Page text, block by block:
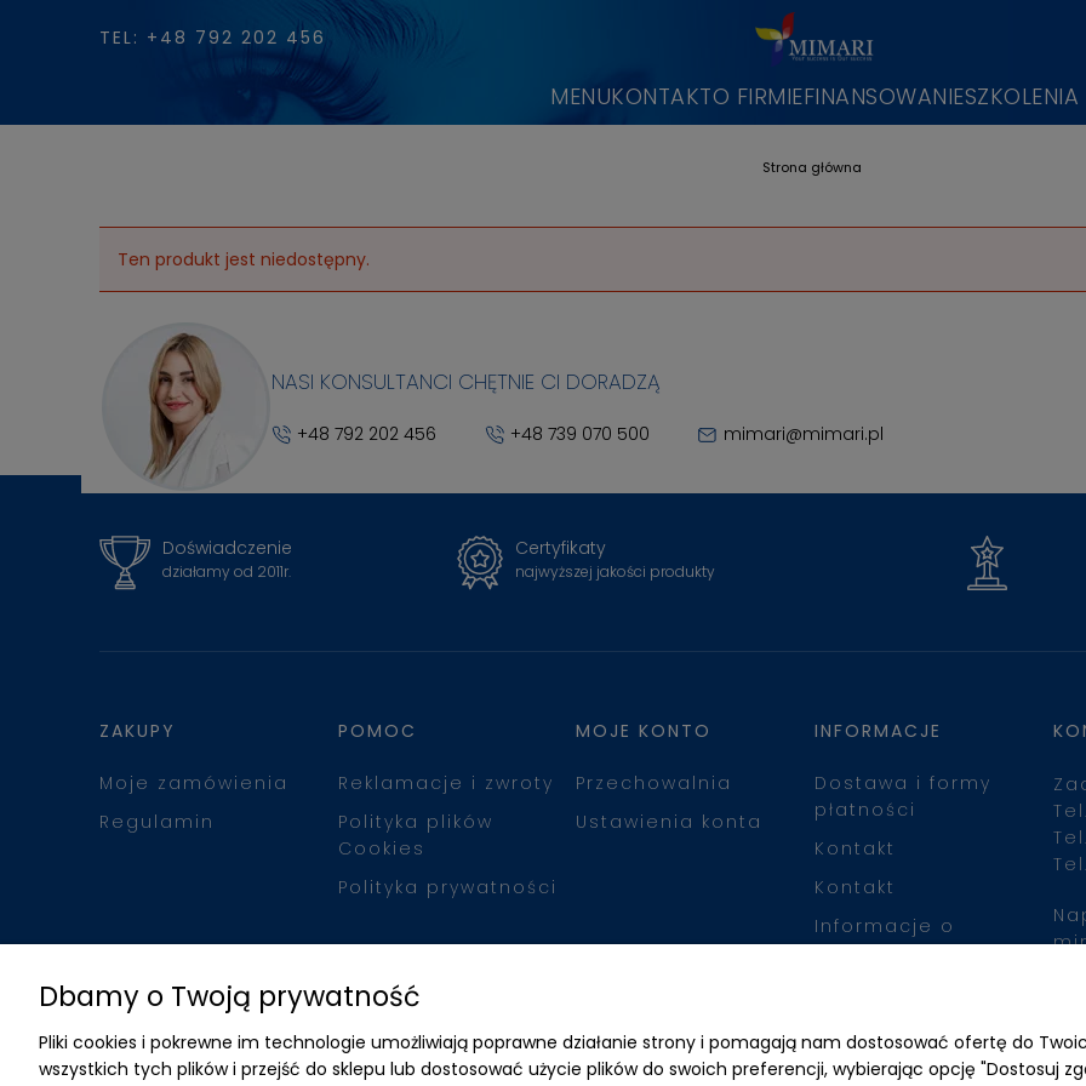
TEL: +48 792 202 456
MENUKONTAKTO FIRMIEFINANSOWANIESZKOLENIA
Strona główna
Ten produkt jest niedostępny.
NASI KONSULTANCI CHĘTNIE CI DORADZĄ
+48 792 202 456 +48 739 070 500 mimari@mimari.pl
Doświadczenie
działamy od 2011r.
Certyfikaty
najwyższej jakości produkty
ZAKUPY
Moje zamówienia
Regulamin
POMOC
Reklamacje i zwroty
Polityka plików
Cookies
Polityka prywatności
MOJE KONTO
Przechowalnia
Ustawienia konta
INFORMACJE
Dostawa i formy
płatności
Kontakt
Kontakt
Informacje o
Dbamy o Twoją prywatność
Pliki cookies i pokrewne im technologie umożliwiają poprawne działanie strony i pomagają nam dostosować ofertę do
wszystkich tych plików i przejść do sklepu lub dostosować użycie plików do swoich preferencji, wybierając opcję "Dostosuj